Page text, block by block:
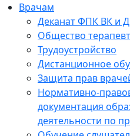
Врачам
Деканат ФПК ВК и
Общество
Трудоустройство
Дистанционное
Защита прав
Нормативно-
документация
деятельности по